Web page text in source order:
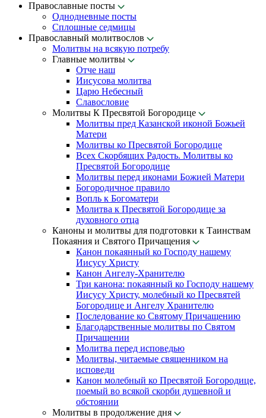
Православные посты
Однодневные посты
Сплошные седмицы
Православный молитвослов
Молитвы на всякую потребу
Главные молитвы
Отче наш
Иисусова молитва
Царю Небесный
Славословие
Молитвы К Пресвятой Богородице
Молитвы пред Казанской иконой Божьей
Матери
Молитвы ко Пресвятой Богородице
Всех Скорбящих Радость. Молитвы ко
Пресвятой Богородице
Молитвы перед иконами Божией Матери
Богородичное правило
Вопль к Богоматери
Молитва к Пресвятой Богородице за
духовного отца
Каноны и молитвы для подготовки к Таинствам
Покаяния и Святого Причащения
Канон покаянный ко Господу нашему
Иисусу Христу
Канон Ангелу-Хранителю
Три канона: покаянный ко Господу нашему
Иисусу Христу, молебный ко Пресвятей
Богородице и Ангелу Хранителю
Последование ко Святому Причащению
Благодарственные молитвы по Святом
Причащении
Молитва перед исповедью
Молитвы, читаемые священником на
исповеди
Канон молебный ко Пресвятой Богородице,
поемый во всякой скорби душевной и
обстоянии
Молитвы в продолжение дня